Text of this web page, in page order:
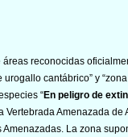
reconocidas
cantábrico” y
“En peligro de
Vertebrada Amenazada de
Amenazadas. La zona